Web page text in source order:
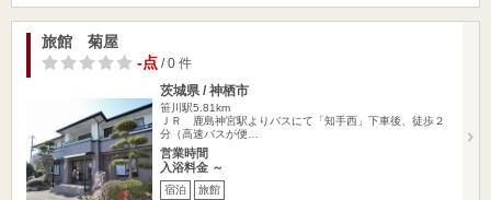
旅館 菊屋
-点 / 0 件
茨城県 / 神栖市
笹川駅5.81km
ＪＲ 鹿島神宮駅よりバスにて「知手西」下車後、徒歩２
分（高速バスが便…
営業時間
入浴料金 ～
宿泊 旅館